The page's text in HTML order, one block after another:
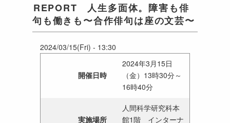
REPORT 人生多面体。障害も俳
句も働きも〜合作俳句は座の文芸〜
2024/03/15(Fri) - 13:30
開催日時
2024年3月15日
（金）13時30分～
16時40分
実施場所
人間科学研究科本
館1階 インターナ